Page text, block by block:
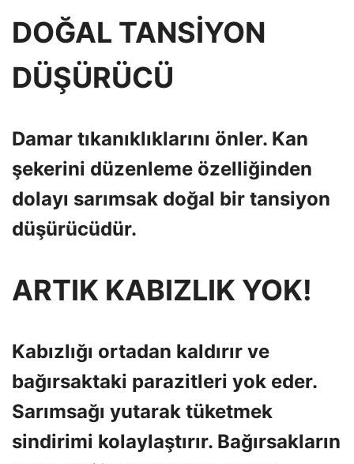
DOĞAL TANSİYON
DÜŞÜRÜCÜ
Damar tıkanıklıklarını önler. Kan
şekerini düzenleme özelliğinden
dolayı sarımsak doğal bir tansiyon
düşürücüdür.
ARTIK KABIZLIK YOK!
Kabızlığı ortadan kaldırır ve
bağırsaktaki parazitleri yok eder.
Sarımsağı yutarak tüketmek
sindirimi kolaylaştırır. Bağırsakların